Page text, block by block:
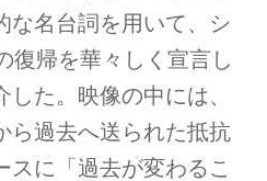
な名台詞を用いて、シ
復帰を華々しく宣言し
た。映像の中には、
ら過去へ送られた抵抗
スに「過去が変わるこ